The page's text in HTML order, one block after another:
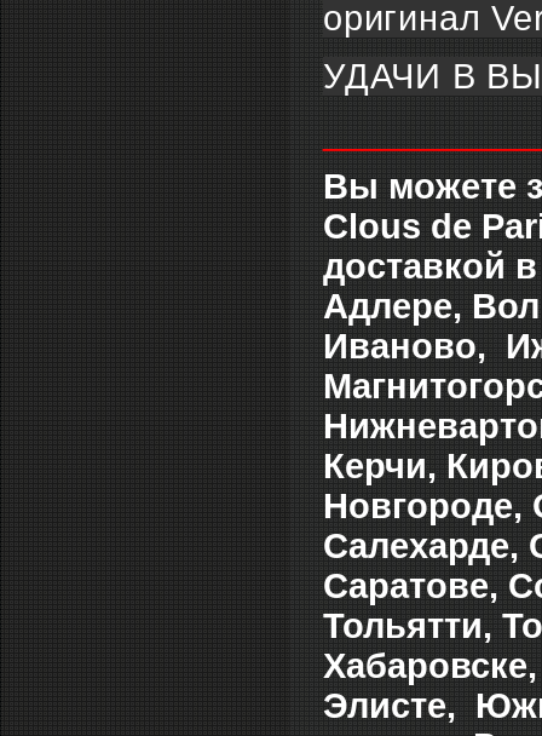
оригинал
УДАЧИ В
Вы можете
Clous de
доставкой
Адлере,
Иваново,
Керчи,
Новгороде,
Салехарде,
Саратове,
Тольятти,
Элисте,